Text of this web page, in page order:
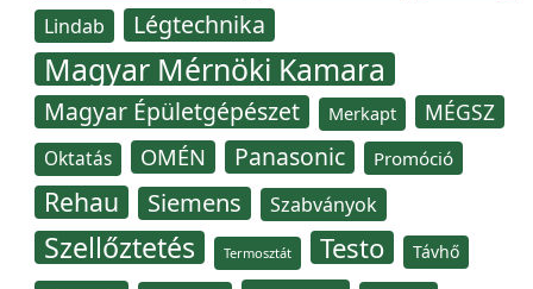
Lindab Légtechnika
Magyar Mérnöki Kamara
Magyar Épületgépészet Merkapt MÉGSZ
Oktatás OMÉN Panasonic Promóció
Rehau Siemens Szabványok
Szellőztetés Termosztát Testo Távhő